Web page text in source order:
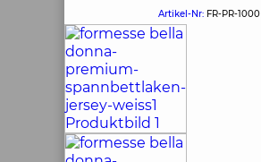
Artikel-Nr: FR-PR-1000